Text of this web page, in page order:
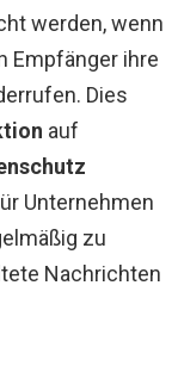
werden, wenn
Empfänger ihre
Dies
auf
Unternehmen
zu
Nachrichten